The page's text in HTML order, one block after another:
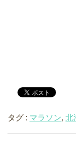
タグ : マラソン, 北